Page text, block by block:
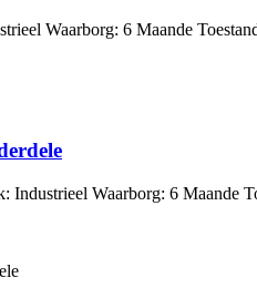
Waarborg: 6 Maande
Waarborg: 6 Maande